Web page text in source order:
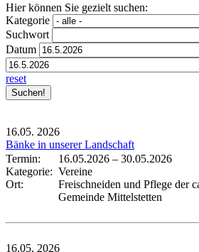
Hier können Sie gezielt suchen:
Kategorie
Suchwort
Datum
reset
16.05. 2026
Bänke in unserer Landschaft
Termin:
16.05.2026 – 30.05.2026
Kategorie: Vereine
Ort:
Freischneiden und Pflege der
Gemeinde Mittelstetten
16.05. 2026